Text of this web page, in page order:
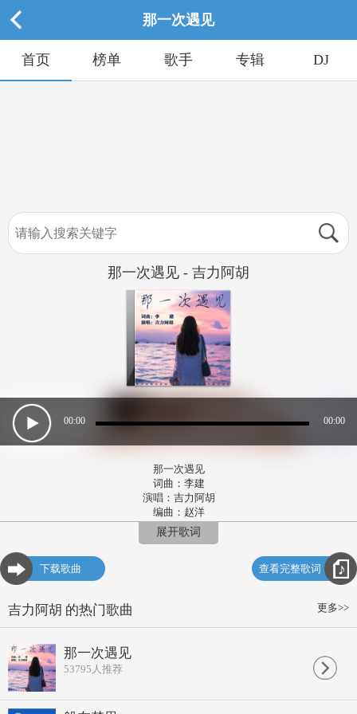
那一次遇见
首页 榜单 歌手 专辑 DJ
那一次遇见 - 吉力阿胡
00:00 00:00
那一次遇见
词曲：李建
演唱：吉力阿胡
编曲：赵洋
吉他：吴余涛
弦乐：丁妮/张帆等
忘不了那个瞬间
相遇以后又彼此擦肩
展开歌词
下载歌曲 查看完整歌词
更多>>
吉力阿胡 的热门歌曲
那一次遇见
53795 人推荐